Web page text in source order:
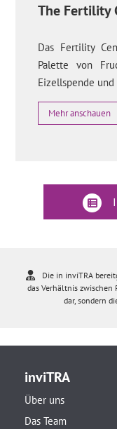
The Fertility
Das Fertility
Palette von
Eizellspende und
Mehr anschauen
Die in inviTRA
das Verhältnis zwischen
dar, sondern
inviTRA
Über uns
Das Team